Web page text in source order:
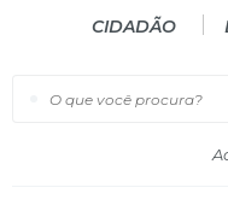
O que você procura?
CIDADÃO